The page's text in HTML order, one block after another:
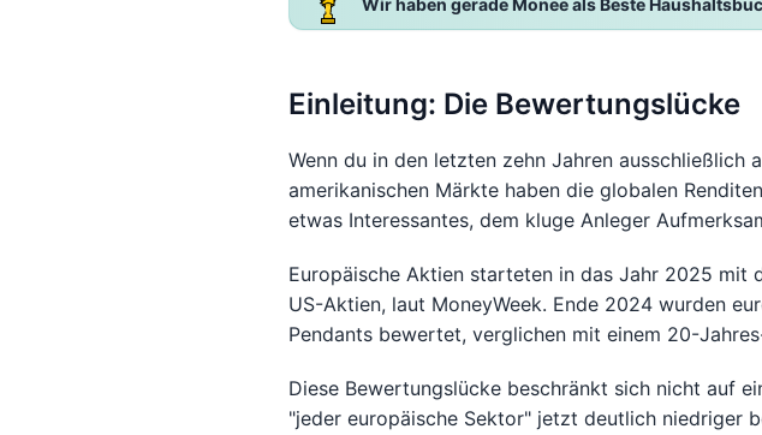
Wir haben gerade Monee als Beste
Einleitung: Die Bewertungslücke
Wenn du in den letzten zehn Jahren
amerikanischen Märkte haben die globalen
etwas Interessantes, dem kluge Anleger
Europäische Aktien starteten in das Jahr 2025 mit
US-Aktien, laut MoneyWeek. Ende 2024 wurden
Pendants bewertet, verglichen mit einem 20-
Diese Bewertungslücke beschränkt sich nicht auf
"jeder europäische Sektor" jetzt deutlich niedriger